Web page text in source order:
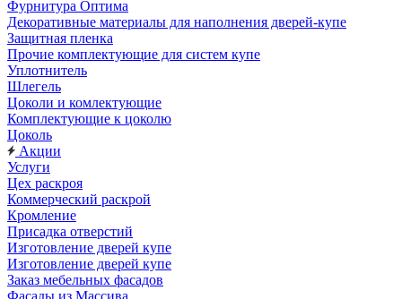
Фурнитура Оптима
Декоративные материалы для наполнения дверей-купе
Защитная пленка
Прочие комплектующие для систем купе
Уплотнитель
Шлегель
Цоколи и комлектующие
Комплектующие к цоколю
Цоколь
Акции
Услуги
Цех раскроя
Коммерческий раскрой
Кромление
Присадка отверстий
Изготовление дверей купе
Изготовление дверей купе
Заказ мебельных фасадов
Фасады из Массива